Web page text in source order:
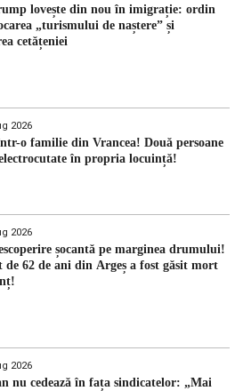
lovește din nou în imigrație: ordin
„turismului de naștere” și
cetățeniei
2026
o familie din Vrancea! Două persoane
în propria locuință!
2026
șocantă pe marginea drumului!
de 62 de ani din Argeș a fost găsit mort
2026
nu cedează în fața sindicatelor: „Mai